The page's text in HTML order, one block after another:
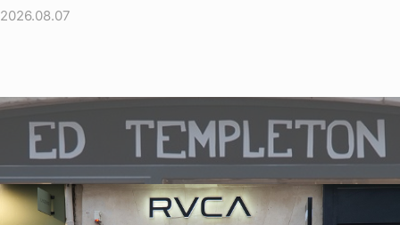
2026.08.07